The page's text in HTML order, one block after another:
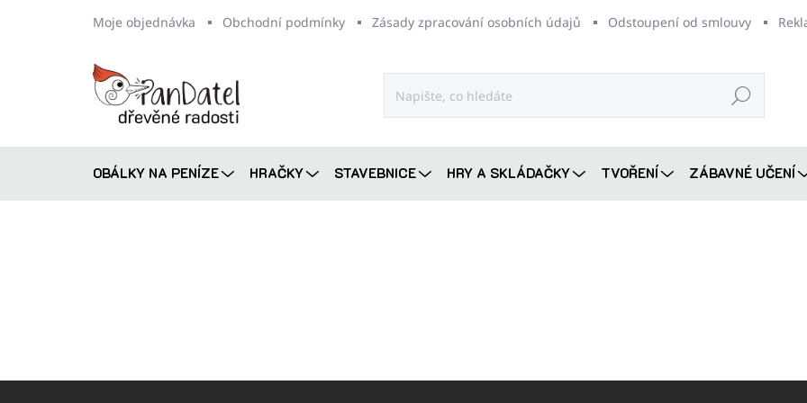
Moje objednávka Obchodní podmínky Zásady zpracování osobních údajů Odstoupení od smlouvy
Hledat
OBÁLKY NA PENÍZE HRAČKY STAVEBNICE HRY A SKLÁDAČKY TVOŘENÍ ZÁBAVNÉ UČENÍ